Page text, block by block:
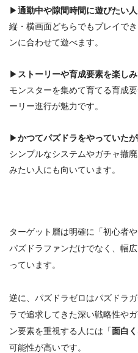
▶通勤中や隙間時間に遊びたい人
縦・横画面どちらでもプレイで
ンに合わせて遊べます。
▶ ストーリーや育成要素を楽し
モンスターを集めて育てる育成
ーリー進行が魅力です。
▶かつてパズドラをやっていた
シンプルなシステムやガチャ撤
みたい人にも向いています。
ターゲット層は明確に「初心者
パズドラファンだけでなく、幅
っています。
逆に、 パズドラゼロはパズドラ
ラで追求してきた深い戦略性や
ン要素を重視する人には「面白
可能性が高いです。